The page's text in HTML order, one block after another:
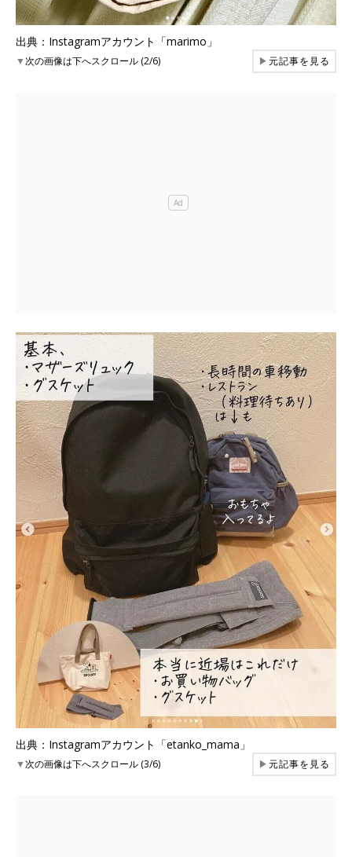
出典：Instagramアカウント「marimo」
▼次の画像は下へスクロール (2/6) ▶元記事を見る
出典：Instagramアカウント「etanko_mama」
▼次の画像は下へスクロール (3/6) ▶元記事を見る